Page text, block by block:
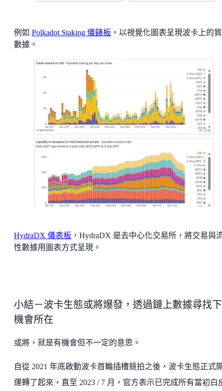
例如 Polkadot Staking 儀錶板 ，以視覺化圖表呈現波卡上的
數據。
HydraDX 儀表板 ，HydraDX 是去中心化交易所，將交易與
性數據用圖表方式呈現。
小結－波卡生態或將爆發，透過鏈上數據尋找
機會所在
或將，就是有機會但不一定的意思。
自從 2021 年底啟動波卡首輪插槽競拍之後，波卡生態正式
運轉了起來，直至 2023 / 7 月，官方表示已完成所有當初白